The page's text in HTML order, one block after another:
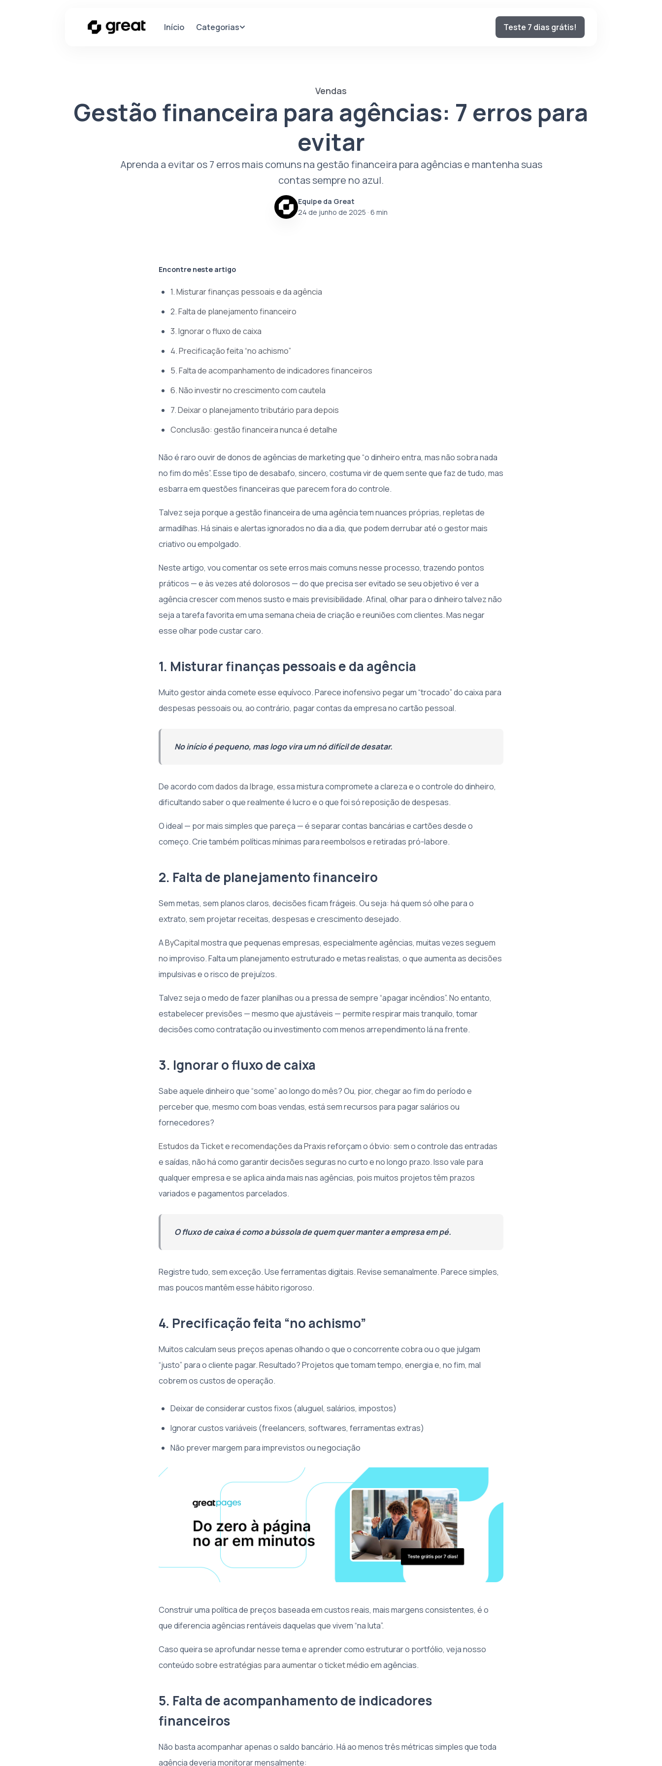
Início Categorias Teste 7 dias grátis!
Vendas
Gestão financeira para agências: 7 erros para
evitar
Aprenda a evitar os 7 erros mais comuns na gestão financeira para agências e mantenha suas
contas sempre no azul.
Equipe da Great
24 de junho de 2025 · 6 min
Encontre neste artigo
1. Misturar finanças pessoais e da agência
2. Falta de planejamento financeiro
3. Ignorar o fluxo de caixa
4. Precificação feita “no achismo”
5. Falta de acompanhamento de indicadores financeiros
6. Não investir no crescimento com cautela
7. Deixar o planejamento tributário para depois
Conclusão: gestão financeira nunca é detalhe
Não é raro ouvir de donos de agências de marketing que “o dinheiro entra, mas não sobra nada
no fim do mês”. Esse tipo de desabafo, sincero, costuma vir de quem sente que faz de tudo, mas
esbarra em questões financeiras que parecem fora do controle.
Talvez seja porque a gestão financeira de uma agência tem nuances próprias, repletas de
armadilhas. Há sinais e alertas ignorados no dia a dia, que podem derrubar até o gestor mais
criativo ou empolgado.
Neste artigo, vou comentar os sete erros mais comuns nesse processo, trazendo pontos
práticos — e às vezes até dolorosos — do que precisa ser evitado se seu objetivo é ver a
agência crescer com menos susto e mais previsibilidade. Afinal, olhar para o dinheiro talvez não
seja a tarefa favorita em uma semana cheia de criação e reuniões com clientes. Mas negar
esse olhar pode custar caro.
1. Misturar finanças pessoais e da agência
Muito gestor ainda comete esse equívoco. Parece inofensivo pegar um “trocado” do caixa para
despesas pessoais ou, ao contrário, pagar contas da empresa no cartão pessoal.
No início é pequeno, mas logo vira um nó difícil de desatar.
De acordo comdados da Ibrage, essa mistura compromete a clareza e o controle do dinheiro,
dificultando saber o que realmente é lucro e o que foi só reposição de despesas.
O ideal — por mais simples que pareça — é separar contas bancárias e cartões desde o
começo. Crie também políticas mínimas para reembolsos e retiradas pró-labore.
2. Falta de planejamento financeiro
Sem metas, sem planos claros, decisões ficam frágeis. Ou seja: há quem só olhe para o
extrato, sem projetar receitas, despesas e crescimento desejado.
AByCapitalmostra que pequenas empresas, especialmente agências, muitas vezes seguem
no improviso. Falta um planejamento estruturado e metas realistas, o que aumenta as decisões
impulsivas e o risco de prejuízos.
Talvez seja o medo de fazer planilhas ou a pressa de sempre “apagar incêndios”. No entanto,
estabelecer previsões — mesmo que ajustáveis — permite respirar mais tranquilo, tomar
decisões como contratação ou investimento com menos arrependimento lá na frente.
3. Ignorar o fluxo de caixa
Sabe aquele dinheiro que “some” ao longo do mês? Ou, pior, chegar ao fim do período e
perceber que, mesmo com boas vendas, está sem recursos para pagar salários ou
fornecedores?
Estudos da Ticketerecomendações da Praxisreforçam o óbvio: sem o controle das entradas
e saídas, não há como garantir decisões seguras no curto e no longo prazo. Isso vale para
qualquer empresa e se aplica ainda mais nas agências, pois muitos projetos têm prazos
variados e pagamentos parcelados.
O fluxo de caixa é como a bússola de quem quer manter a empresa em pé.
Registre tudo, sem exceção. Use ferramentas digitais. Revise semanalmente. Parece simples,
mas poucos mantêm esse hábito rigoroso.
4. Precificação feita “no achismo”
Muitos calculam seus preços apenas olhando o que o concorrente cobra ou o que julgam
“justo” para o cliente pagar. Resultado? Projetos que tomam tempo, energia e, no fim, mal
cobrem os custos de operação.
Deixar de considerar custos fixos (aluguel, salários, impostos)
Ignorar custos variáveis (freelancers, softwares, ferramentas extras)
Não prever margem para imprevistos ou negociação
Construir uma política de preços baseada em custos reais, mais margens consistentes, é o
que diferencia agências rentáveis daquelas que vivem “na luta”.
Caso queira se aprofundar nesse tema e aprender como estruturar o portfólio, veja nosso
conteúdo sobreestratégias para aumentar o ticket médioem agências.
5. Falta de acompanhamento de indicadores
financeiros
Não basta acompanhar apenas o saldo bancário. Há ao menos três métricas simples que toda
agência deveria monitorar mensalmente: